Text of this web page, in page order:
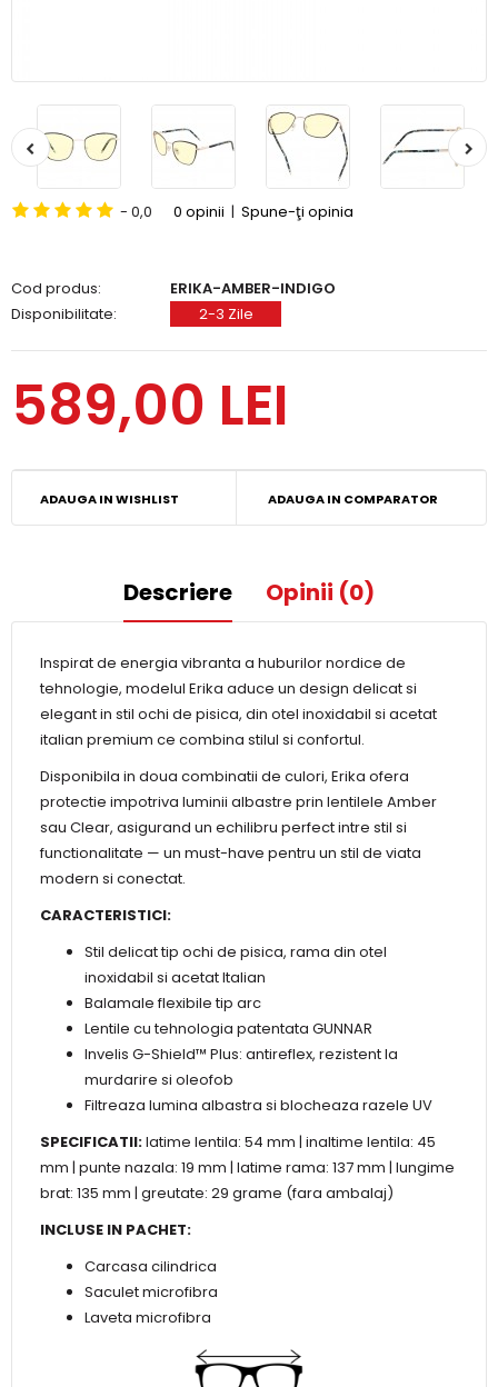
- 0,0 0 opinii | Spune-ţi opinia
Cod produs:
ERIKA-AMBER-INDIGO
Disponibilitate:
2-3 Zile
589,00 LEI
ADAUGA IN WISHLIST ADAUGA IN COMPARATOR
Descriere Opinii (0)
Inspirat de energia vibranta a huburilor nordice de
tehnologie, modelul Erika aduce un design delicat si
elegant in stil ochi de pisica, din otel inoxidabil si acetat
italian premium ce combina stilul si confortul.
Disponibila in doua combinatii de culori, Erika ofera
protectie impotriva luminii albastre prin lentilele Amber
sau Clear, asigurand un echilibru perfect intre stil si
functionalitate — un must-have pentru un stil de viata
modern si conectat.
CARACTERISTICI:
Stil delicat tip ochi de pisica, rama din otel
inoxidabil si acetat Italian
Balamale flexibile tip arc
Lentile cu tehnologia patentata GUNNAR
Invelis G-Shield™ Plus: antireflex, rezistent la
murdarire si oleofob
Filtreaza lumina albastra si blocheaza razele UV
SPECIFICATII:latime lentila: 54 mm | inaltime lentila: 45
mm | punte nazala: 19 mm | latime rama: 137 mm | lungime
brat: 135 mm | greutate: 29 grame (fara ambalaj)
INCLUSE IN PACHET:
Carcasa cilindrica
Saculet microfibra
Laveta microfibra